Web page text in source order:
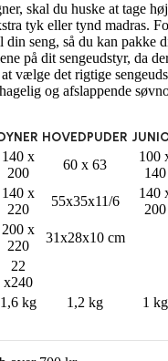
skal du huske at tage
tyk eller tynd madras.
din seng, så du kan pakke
på dit sengeudstyr, da
vælge det rigtige
og afslappende
HOVEDPUDER
140 x
200
60 x 63
100
140
140 x
220
55x35x11/6
140
200
200 x
220
31x28x10 cm
22
x240
1,6 kg 1,2 kg 1 kg